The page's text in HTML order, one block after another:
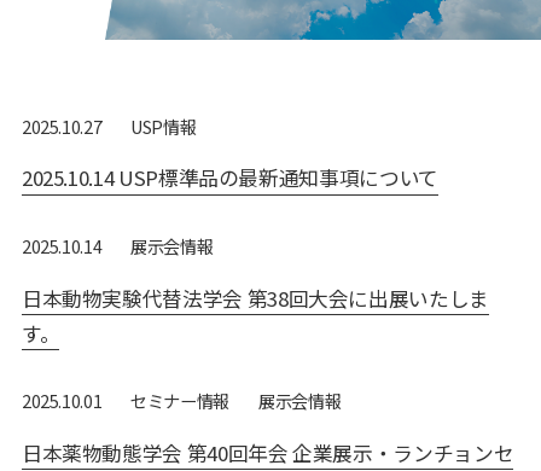
2025.10.27 USP情報
2025.10.14 USP標準品の最新通知事項について
2025.10.14 展⽰会情報
日本動物実験代替法学会 第38回大会に出展いたしま
す。
2025.10.01 セミナー情報 展⽰会情報
日本薬物動態学会 第40回年会 企業展示・ランチョンセ